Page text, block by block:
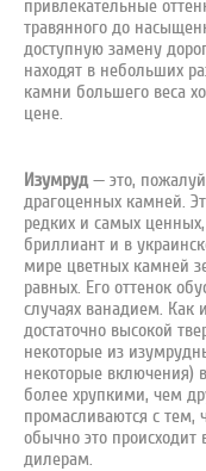
привлекательные
травянного до
доступную замену
находят в небольших
камни большего веса
цене.
Изумруд — это,
драгоценных камней.
редких и самых
бриллиант и в
мире цветных камней
равных. Его оттенок
случаях ванадием. Как
достаточно высокой
некоторые из
некоторые включения)
более хрупкими, чем
промасливаются с
обычно это
дилерам.